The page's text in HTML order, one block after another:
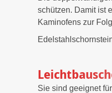
schützen. Damit ist
Kaminofens zur
Sie sind geeignet